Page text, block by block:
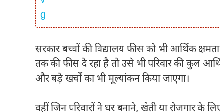
सरकार बच्चों की विद्यालय फीस को भी आर्थिक
तक की फीस दे रहा है तो उसे भी परिवार की कुल
और बड़े खर्चों का भी मूल्यांकन किया जाएगा।
वहीं जिन परिवारों ने घर बनाने, खेती या रोजगार